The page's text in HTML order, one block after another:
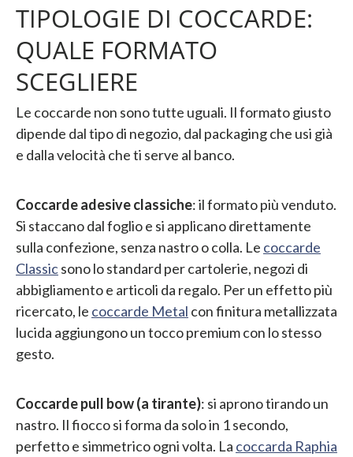
TIPOLOGIE DI COCCARDE:
QUALE FORMATO
SCEGLIERE
Le coccarde non sono tutte uguali. Il formato giusto
dipende dal tipo di negozio, dal packaging che usi già
e dalla velocità che ti serve al banco.
Coccarde adesive classiche: il formato più venduto.
Si staccano dal foglio e si applicano direttamente
sulla confezione, senza nastro o colla. Le coccarde
Classicsono lo standard per cartolerie, negozi di
abbigliamento e articoli da regalo. Per un effetto più
ricercato, le coccarde Metal con finitura metallizzata
lucida aggiungono un tocco premium con lo stesso
gesto.
Coccarde pull bow (a tirante): si aprono tirando un
nastro. Il fiocco si forma da solo in 1 secondo,
perfetto e simmetrico ogni volta. La coccarda Raphia